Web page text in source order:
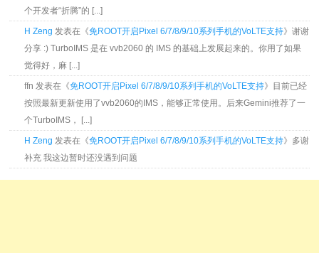
个开发者“折腾”的 [...]
H Zeng 发表在《免ROOT开启Pixel 6/7/8/9/10系列手机的VoLTE支持》谢谢
分享 :) TurboIMS 是在 vvb2060 的 IMS 的基础上发展起来的。你用了如果
觉得好，麻 [...]
ffn 发表在《免ROOT开启Pixel 6/7/8/9/10系列手机的VoLTE支持》目前已经
按照最新更新使用了vvb2060的IMS，能够正常使用。后来Gemini推荐了一
个TurboIMS， [...]
H Zeng 发表在《免ROOT开启Pixel 6/7/8/9/10系列手机的VoLTE支持》多谢
补充 我这边暂时还没遇到问题